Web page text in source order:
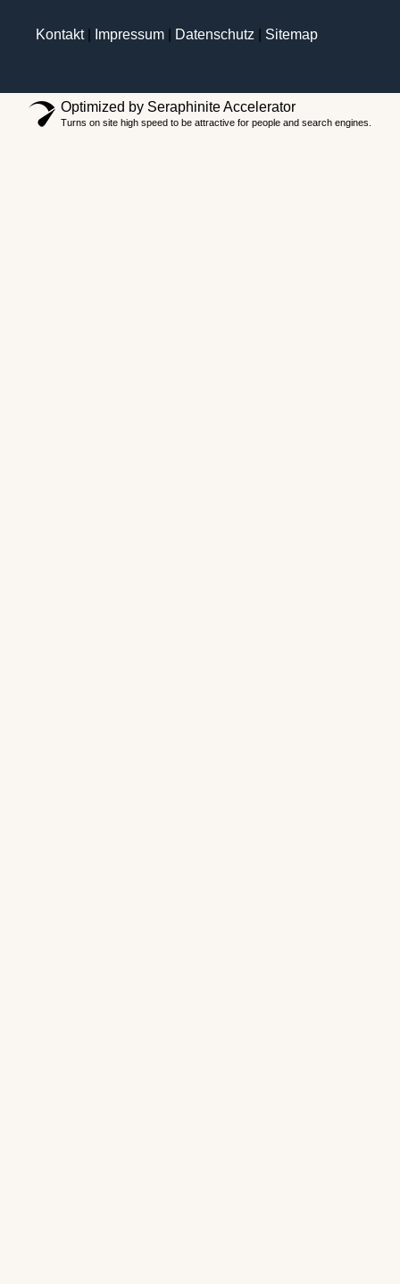
Kontakt| Impressum Datenschutz Sitemap
Optimized by Seraphinite Accelerator
Turns on site high speed to be attractive for people and search engines.